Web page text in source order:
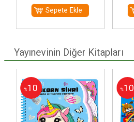
Sepete Ekle
Yayınevinin Diğer Kitapları
%10 %10